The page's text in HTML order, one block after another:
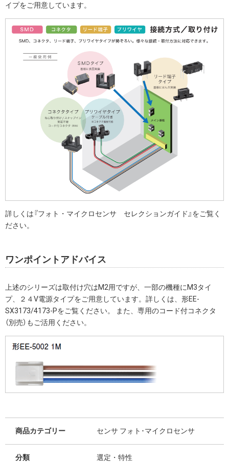
イプをご用意しています。
詳しくは『フォト・マイクロセンサ セレクションガイド』をご覧く
ださい。
ワンポイントアドバイス
上述のシリーズは取付け穴はM2用ですが、一部の機種にM3タイ
プ、２４V電源タイプをご用意しています。詳しくは、形EE-
SX3173/4173-Pをご覧ください。 また、専用のコード付コネクタ
（別売）もご活用ください。
商品カテゴリー センサ フォト･マイクロセンサ
分類 選定・特性